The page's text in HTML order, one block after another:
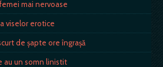
mai nervoase
viselor erotice
de şapte ore îngraşă
au un somn linistit